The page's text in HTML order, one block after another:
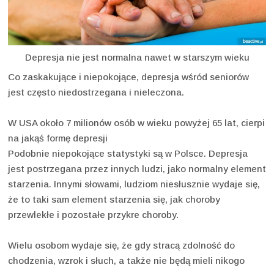
Depresja nie jest normalna nawet w starszym wieku
Co zaskakujące i niepokojące, depresja wśród seniorów
jest często niedostrzegana i nieleczona.
W USA około 7 milionów osób w wieku powyżej 65 lat, cierpi
na jakąś formę depresji
Podobnie niepokojące statystyki są w Polsce. Depresja
jest postrzegana przez innych ludzi, jako normalny element
starzenia. Innymi słowami, ludziom niesłusznie wydaje się,
że to taki sam element starzenia się, jak choroby
przewlekłe i pozostałe przykre choroby.
Wielu osobom wydaje się, że gdy stracą zdolność do
chodzenia, wzrok i słuch, a także nie będą mieli nikogo